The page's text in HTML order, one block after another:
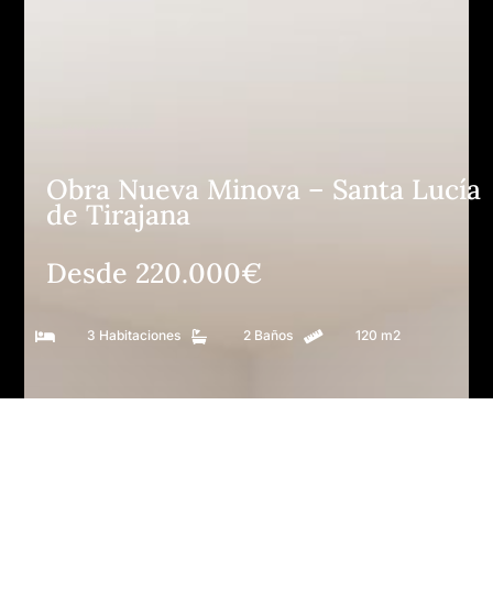
Obra Nueva Minova – Santa Lucía
de Tirajana
Desde 220.000€
 3 Habitaciones  2 Baños  120 m2